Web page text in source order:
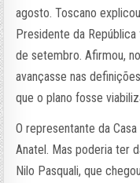
agosto. Toscano
Presidente da
de setembro. Afirmou,
avançasse nas
que o plano fosse
O representante da
Anatel. Mas poderia ter
Nilo Pasquali, que